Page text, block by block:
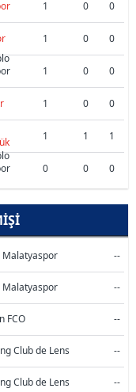
1 0
0
1 0 0
1 0
0
1 0
0
1 1 1
0 0 0
Malatyaspor --
Malatyaspor --
FCO --
Club de Lens --
Club de Lens --